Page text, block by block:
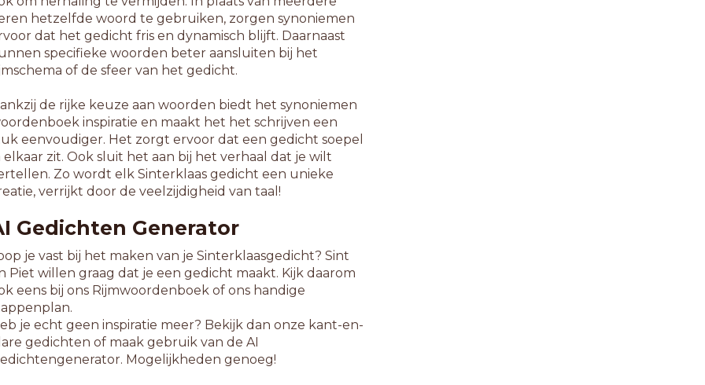
hetzelfde woord te gebruiken, zorgen synoniemen
dat het gedicht fris en dynamisch blijft. Daarnaast
specifieke woorden beter aansluiten bij het
of de sfeer van het gedicht.
de rijke keuze aan woorden biedt het synoniemen
inspiratie en maakt het het schrijven een
eenvoudiger. Het zorgt ervoor dat een gedicht soepel
elkaar zit. Ook sluit het aan bij het verhaal dat je wilt
Zo wordt elk Sinterklaas gedicht een unieke
verrijkt door de veelzijdigheid van taal!
Gedichten Generator
je vast bij het maken van je Sinterklaasgedicht? Sint
Piet willen graag dat je een gedicht maakt. Kijk daarom
eens bij ons Rijmwoordenboek of ons handige
je echt geen inspiratie meer? Bekijk dan onze kant-en-
gedichten of maak gebruik van de AI
Mogelijkheden genoeg!